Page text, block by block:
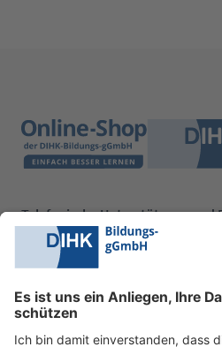
Telefonische Unterstützung und
0228 6205 205
Fr.:
09:00-14:00 Uhr
shop@dihk-bildung.shop